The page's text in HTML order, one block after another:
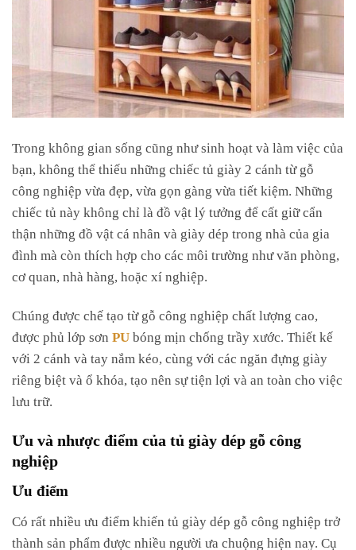
Trong không gian sống cũng như sinh hoạt và làm việc của
bạn, không thể thiếu những chiếc tủ giày 2 cánh từ gỗ
công nghiệp vừa đẹp, vừa gọn gàng vừa tiết kiệm. Những
chiếc tủ này không chỉ là đồ vật lý tưởng để cất giữ cẩn
thận những đồ vật cá nhân và giày dép trong nhà của gia
đình mà còn thích hợp cho các môi trường như văn phòng,
cơ quan, nhà hàng, hoặc xí nghiệp.
Chúng được chế tạo từ gỗ công nghiệp chất lượng cao,
được phủ lớp sơn PU bóng mịn chống trầy xước. Thiết kế
với 2 cánh và tay nắm kéo, cùng với các ngăn đựng giày
riêng biệt và ổ khóa, tạo nên sự tiện lợi và an toàn cho việc
lưu trữ.
Ưu và nhược điểm của tủ giày dép gỗ công
nghiệp
Ưu điểm
Có rất nhiều ưu điểm khiến tủ giày dép gỗ công nghiệp trở
thành sản phẩm được nhiều người ưa chuộng hiện nay. Cụ